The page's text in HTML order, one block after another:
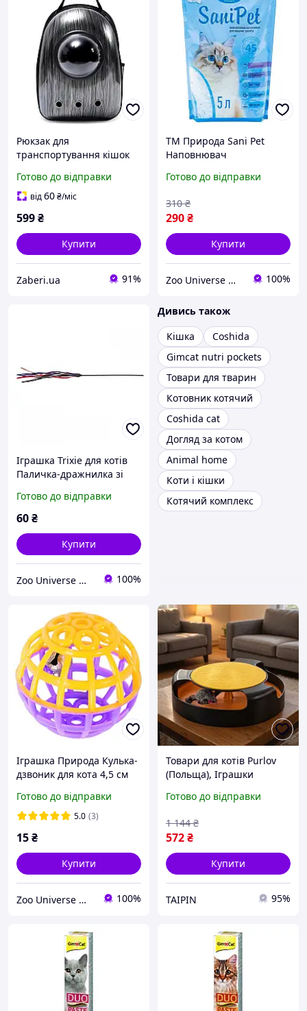
Рюкзак для
транспортування кішок
дихає рюкзак для
домашніх тварин з
дому
Готово до відправки
від60₴/міс
599₴
Купити
Zaberi.ua 91%
ТМ Природа Sani Pet
Наповнювач
котячих туалетів 5 л
Готово до відправки
290₴
310 ₴
Купити
Zoo Universe — зоотовари для домашніх улюбленців 100%
Іграшка Trixie для котів
Паличка-дражнилка зі
Готово до відправки
60₴
Купити
Zoo Universe — зоотовари для домашніх улюбленців 100%
Дивись також
Кішка
Coshida
Gimcat nutri pockets
Товари для тварин
Котовник котячий
Coshida cat
Догляд за котом
Animal home
Коти і кішки
Котячий комплекс
Іграшка Природа Кулька-
дзвоник для кота 4,5 см
Готово до відправки
5.0 (3)
15₴
Купити
Zoo Universe — зоотовари для домашніх улюбленців 100%
Товари для котів Purlov
(Польща), Іграшки
FBK
Готово до відправки
572₴
1 144 ₴
Купити
TAIPIN 95%